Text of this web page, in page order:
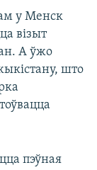
у Менск
візыт
А ўжо
што
пэўная